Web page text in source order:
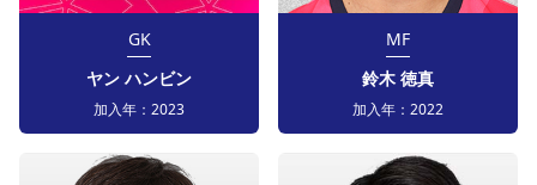
GK
ヤン ハンビン
加入年： 2023
MF
鈴木 徳真
加入年： 2022